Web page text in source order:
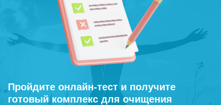
Пройдите онлайн-тест и получите
готовый комплекс для очищения